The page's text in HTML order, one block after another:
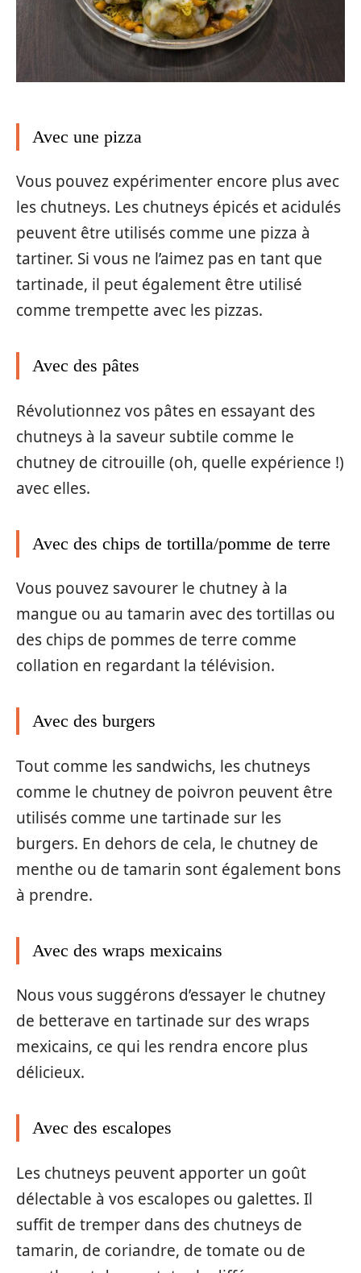
Avec une pizza
Vous pouvez expérimenter encore plus avec
les chutneys. Les chutneys épicés et acidulés
peuvent être utilisés comme une pizza à
tartiner. Si vous ne l’aimez pas en tant que
tartinade, il peut également être utilisé
comme trempette avec les pizzas.
Avec des pâtes
Révolutionnez vos pâtes en essayant des
chutneys à la saveur subtile comme le
chutney de citrouille (oh, quelle expérience !)
avec elles.
Avec des chips de tortilla/pomme de terre
Vous pouvez savourer le chutney à la
mangue ou au tamarin avec des tortillas ou
des chips de pommes de terre comme
collation en regardant la télévision.
Avec des burgers
Tout comme les sandwichs, les chutneys
comme le chutney de poivron peuvent être
utilisés comme une tartinade sur les
burgers. En dehors de cela, le chutney de
menthe ou de tamarin sont également bons
à prendre.
Avec des wraps mexicains
Nous vous suggérons d’essayer le chutney
de betterave en tartinade sur des wraps
mexicains, ce qui les rendra encore plus
délicieux.
Avec des escalopes
Les chutneys peuvent apporter un goût
délectable à vos escalopes ou galettes. Il
suffit de tremper dans des chutneys de
tamarin, de coriandre, de tomate ou de